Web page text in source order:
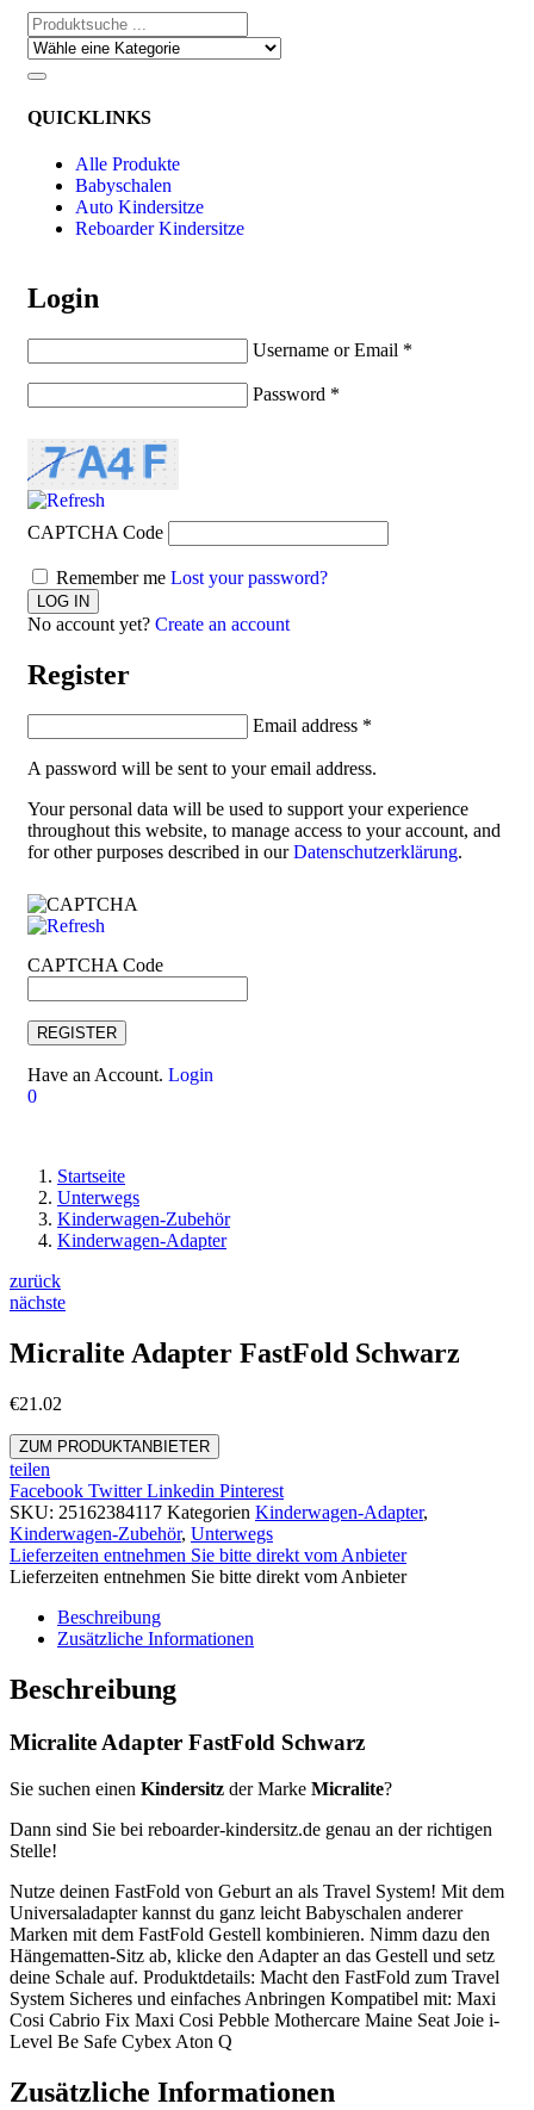
QUICKLINKS
Alle Produkte
Babyschalen
Auto Kindersitze
Reboarder Kindersitze
Login
Username or Email *
Password *
CAPTCHA Code
Remember me Lost your password?
No account yet? Create an account
Register
Email address *
A password will be sent to your email address.
Your personal data will be used to support your experience
throughout this website, to manage access to your account, and
for other purposes described in ourDatenschutzerklärung.
CAPTCHA Code
REGISTER
Have an Account. Login
0
Startseite
Unterwegs
Kinderwagen-Zubehör
Kinderwagen-Adapter
zurück
nächste
Micralite Adapter FastFold Schwarz
€21.02
ZUM PRODUKTANBIETER
teilen
Facebook TwitterLinkedin Pinterest
SKU: 25162384117 Kategorien Kinderwagen-Adapter,
Kinderwagen-Zubehör, Unterwegs
Lieferzeiten entnehmen Sie bitte direkt vom Anbieter
Lieferzeiten entnehmen Sie bitte direkt vom Anbieter
Beschreibung
Zusätzliche Informationen
Beschreibung
Micralite Adapter FastFold Schwarz
Sie suchen einen Kindersitz der Marke Micralite?
Dann sind Sie bei reboarder-kindersitz.de genau an der richtigen
Stelle!
Nutze deinen FastFold von Geburt an als Travel System! Mit dem
Universaladapter kannst du ganz leicht Babyschalen anderer
Marken mit dem FastFold Gestell kombinieren. Nimm dazu den
Hängematten-Sitz ab, klicke den Adapter an das Gestell und setz
deine Schale auf. Produktdetails: Macht den FastFold zum Travel
System Sicheres und einfaches Anbringen Kompatibel mit: Maxi
Cosi Cabrio Fix Maxi Cosi Pebble Mothercare Maine Seat Joie i-
Level Be Safe Cybex Aton Q
Zusätzliche Informationen